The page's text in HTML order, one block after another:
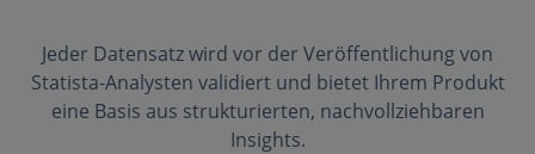
Jeder Datensatz wird vor der Veröffentlichung von
Statista-Analysten validiert und bietet Ihrem Produkt
eine Basis aus strukturierten, nachvollziehbaren
Insights.